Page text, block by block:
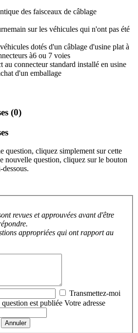
des faisceaux de câblage
sur les véhicules qui n'ont pas été
dotés d'un câblage d'usine plat à
à6 ou 7 voies
au connecteur standard installé en usine
d'un emballage
(0)
question, cliquez simplement sur cette
nouvelle question, cliquez sur le bouton
revues et approuvées avant d'être
appropriées qui ont rapport au
Transmettez-moi
est publiée Votre adresse
Annuler